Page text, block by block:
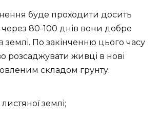
буде проходити досить
через 80-100 днів вони добре
землі. По закінченню цього часу
розсаджувати живці в нові
складом грунту:
землі;